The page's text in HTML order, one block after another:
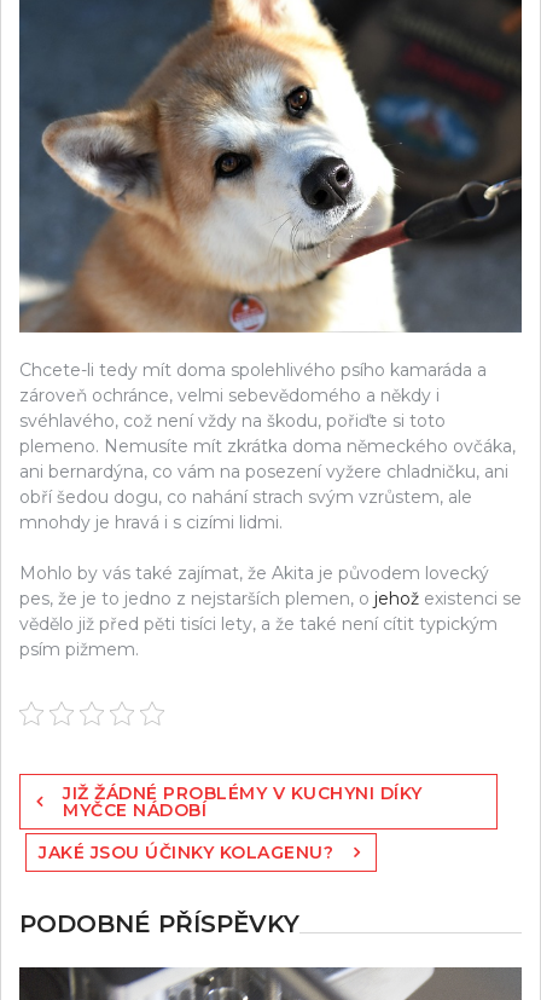
Chcete-li tedy mít doma spolehlivého psího kamaráda a
zároveň ochránce, velmi sebevědomého a někdy i
svéhlavého, což není vždy na škodu, pořiďte si toto
plemeno. Nemusíte mít zkrátka doma německého ovčáka,
ani bernardýna, co vám na posezení vyžere chladničku, ani
obří šedou dogu, co nahání strach svým vzrůstem, ale
mnohdy je hravá i s cizími lidmi.
Mohlo by vás také zajímat, že Akita je původem lovecký
pes, že je to jedno z nejstarších plemen, o jehož existenci se
vědělo již před pěti tisíci lety, a že také není cítit typickým
psím pižmem.
Navigace
pro
příspěvek
JIŽ ŽÁDNÉ PROBLÉMY V KUCHYNI DÍKY
MYČCE NÁDOBÍ
JAKÉ JSOU ÚČINKY KOLAGENU?
PODOBNÉ PŘÍSPĚVKY